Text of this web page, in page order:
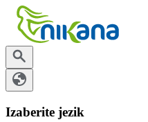
Izaberite jezik